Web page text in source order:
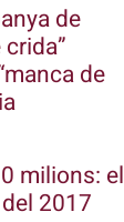
de
de
milions: el
2017